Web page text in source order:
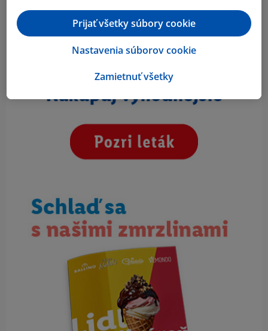
Zamietnuť všetky
Nastavenia súborov cookie
Prijať všetky súbory cookie